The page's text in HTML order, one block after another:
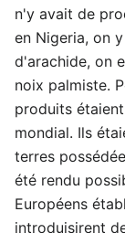
n'y avait de
en Nigeria, on
d'arachide, on
noix palmiste.
produits
mondial. Ils
terres
été rendu
Européens
introduisirent